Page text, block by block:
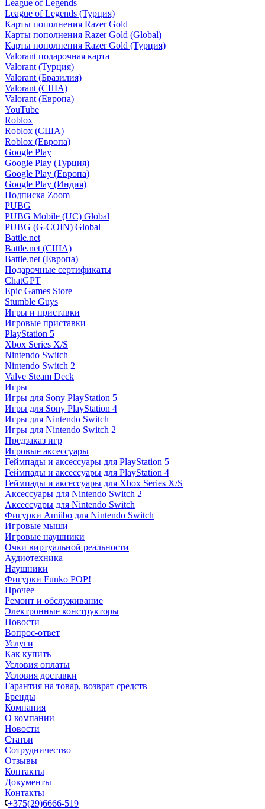
League of Legends
League of Legends (Турция)
Карты пополнения Razer Gold
Карты пополнения Razer Gold (Global)
Карты пополнения Razer Gold (Турция)
Valorant подарочная карта
Valorant (Турция)
Valorant (Бразилия)
Valorant (США)
Valorant (Европа)
YouTube
Roblox
Roblox (США)
Roblox (Европа)
Google Play
Google Play (Турция)
Google Play (Европа)
Google Play (Индия)
Подписка Zoom
PUBG
PUBG Mobile (UC) Global
PUBG (G-COIN) Global
Battle.net
Battle.net (США)
Battle.net (Европа)
Подарочные сертификаты
ChatGPT
Epic Games Store
Stumble Guys
Игры и приставки
Игровые приставки
PlayStation 5
Xbox Series X/S
Nintendo Switch
Nintendo Switch 2
Valve Steam Deck
Игры
Игры для Sony PlayStation 5
Игры для Sony PlayStation 4
Игры для Nintendo Switch
Игры для Nintendo Switch 2
Предзаказ игр
Игровые аксессуары
Геймпады и аксессуары для PlayStation 5
Геймпады и аксессуары для PlayStation 4
Геймпады и аксессуары для Xbox Series X/S
Аксессуары для Nintendo Switch 2
Аксессуары для Nintendo Switch
Фигурки Amiibo для Nintendo Switch
Игровые мыши
Игровые наушники
Очки виртуальной реальности
Аудиотехника
Наушники
Фигурки Funko POP!
Прочее
Ремонт и обслуживание
Электронные конструкторы
Новости
Вопрос-ответ
Услуги
Как купить
Условия оплаты
Условия доставки
Гарантия на товар, возврат средств
Бренды
Компания
О компании
Новости
Статьи
Сотрудничество
Отзывы
Контакты
Документы
Контакты
+375(29)6666-519